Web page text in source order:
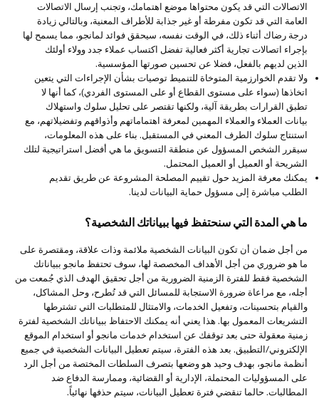
الاتصالات التي قد يكون محتواها موضع اهتمامك، وتجنب إرسال الاتصالات
العامة التي قد تكون مفرطة أو غير جذابة للأطراف المعنية، وبالتالي زيادة
درجة رضاك أثناء ذلك، في الوقت نفسه، سيحقق فوائد لمانجو، مما يسمح لها
بإجراء اتصالات تجارية أكثر فعالية تفضل اكتساب عملاء جدد وولاء أولئك
الذين لديهم بالفعل، فضلا عن تحسين صورتها المؤسسية.
ولا تقدم الخوارزمية المتوخاة للتنميط توصيات بشأن الإجراءات التي يتعين
اتخاذها (سواء على مستوى القطاع أو على المستوى الفردي)، كما أنها لا
تطبق القرارات بطريقة آلية، ولكنها تقتصر على تحليل سلوك واستهلاك
بيانات العملاء والعملاء المهمين لمعرفة اهتماماتهم وأذواقهم وتفضيلاتهم، مع
استنتاج سلوك الطرف المعني في المستقبل. بناء على هذه المعلومات،
سيقرر الشخص المسؤول عن منطقة التسويق ما هي أفضل استراتيجية لتلك
الشريحة أو العميل أو العميل المحتمل.
يمكنك معرفة المزيد حول تقييم المصلحة المشروعة عن طريق تقديم
الطلب مباشرة إلى مسؤول حماية البيانات لدينا.
ما هي المدة التي سنحتفظ فيها ببياناتك الشخصية؟
من أجل ضمان أن تكون البيانات الشخصية ملائمة وذات علاقة، ومقتصرة على
ما هو ضروري من أجل الأهداف المخصصة لها، سوف تحتفظ مانجو ببياناتك
الشخصية فقط للفترة الزمنية الضرورية من أجل تحقيق الهدف الذي جُمعت من
أجله، مع مراعاة ضرورة الاستجابة للمسائل التي قد تُطرح، وحل المشاكل،
والقيام بتحسينات، وتفعيل الخدمات، والامتثال للمتطلبات التي تشترطها
التشريعات المعمول بها. هذا يعني أنه يمكنك الاحتفاظ ببياناتك الشخصية لفترة
زمنية معقولة حتى بعد توقفك عن استخدام خدمات مانجو أو استخدام الموقع
الإلكتروني/التطبيق. بعد هذه الفترة، سيتم تعطيل البيانات الشخصية في جميع
أنظمة مانجو، بهدف وحيد هو وضعها بتصرف السلطات المختصة من أجل الرد
على المسؤوليات المحتملة، الإدارية أو القضائية، وممارسة الدفاع ضد
المطالبات. حالما تنقضي فترة تعطيل البيانات، سيتم حذفها نهائياً.